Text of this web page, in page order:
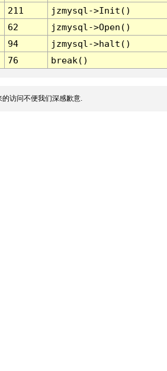
211
jzmysql->Init()
62
jzmysql->Open()
94
jzmysql->halt()
76 break()
访问不便我们深感歉意.